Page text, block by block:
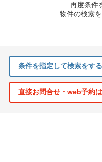
再度条件
物件の検索
条件を指定して検索をする
直接お問合せ・web予約